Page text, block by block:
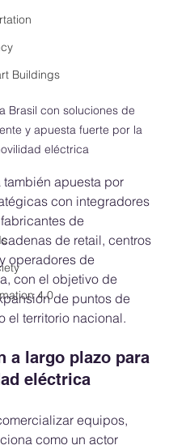
Buildings
4.0
Brasil con soluciones de
y apuesta fuerte por la
eléctrica
apuesta por
con integradores
de
de retail, centros
operadores de
con el objetivo de
de puntos de
el territorio nacional.
a largo plazo para
eléctrica
equipos,
como un actor